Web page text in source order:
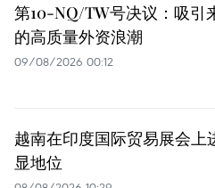
第10-NQ/TW号决议：吸引
的高质量外资浪潮
09/08/2026 00:12
越南在印度国际贸易展会上
显地位